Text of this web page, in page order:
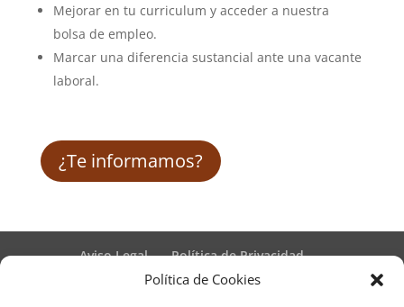
Política de Cookies
Mejorar en tu curriculum y acceder a nuestra
bolsa de empleo.
Marcar una diferencia sustancial ante una vacante
laboral.
¿Te informamos?
Aviso Legal
Política de Privacidad
Términos y condiciones – Contrato de matrícula